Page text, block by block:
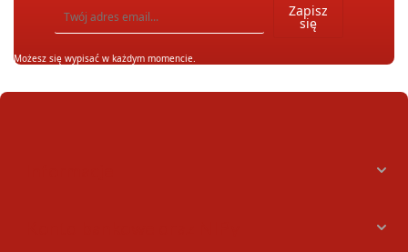
Zapisz
się
Możesz się wypisać w każdym momencie.